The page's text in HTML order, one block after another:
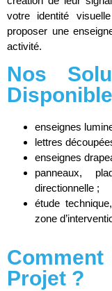
votre identité
proposer une
activité.
Nos
enseignes
lettres
enseignes
panneaux,
directionnelle ;
étude
zone
Projet ?